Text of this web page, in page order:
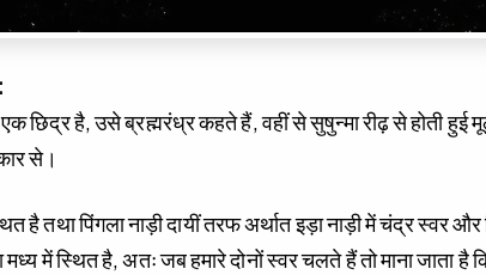
छिद्र है, उसे ब्रह्मरंध्र कहते हैं, वहीं से सुषुन्मा रीढ़ से होती हुई
से।
है तथा पिंगला नाड़ी दायीं तरफ अर्थात इड़ा नाड़ी में चंद्र स्वर और
में स्थित है, अतः जब हमारे दोनों स्वर चलते हैं तो माना जाता है